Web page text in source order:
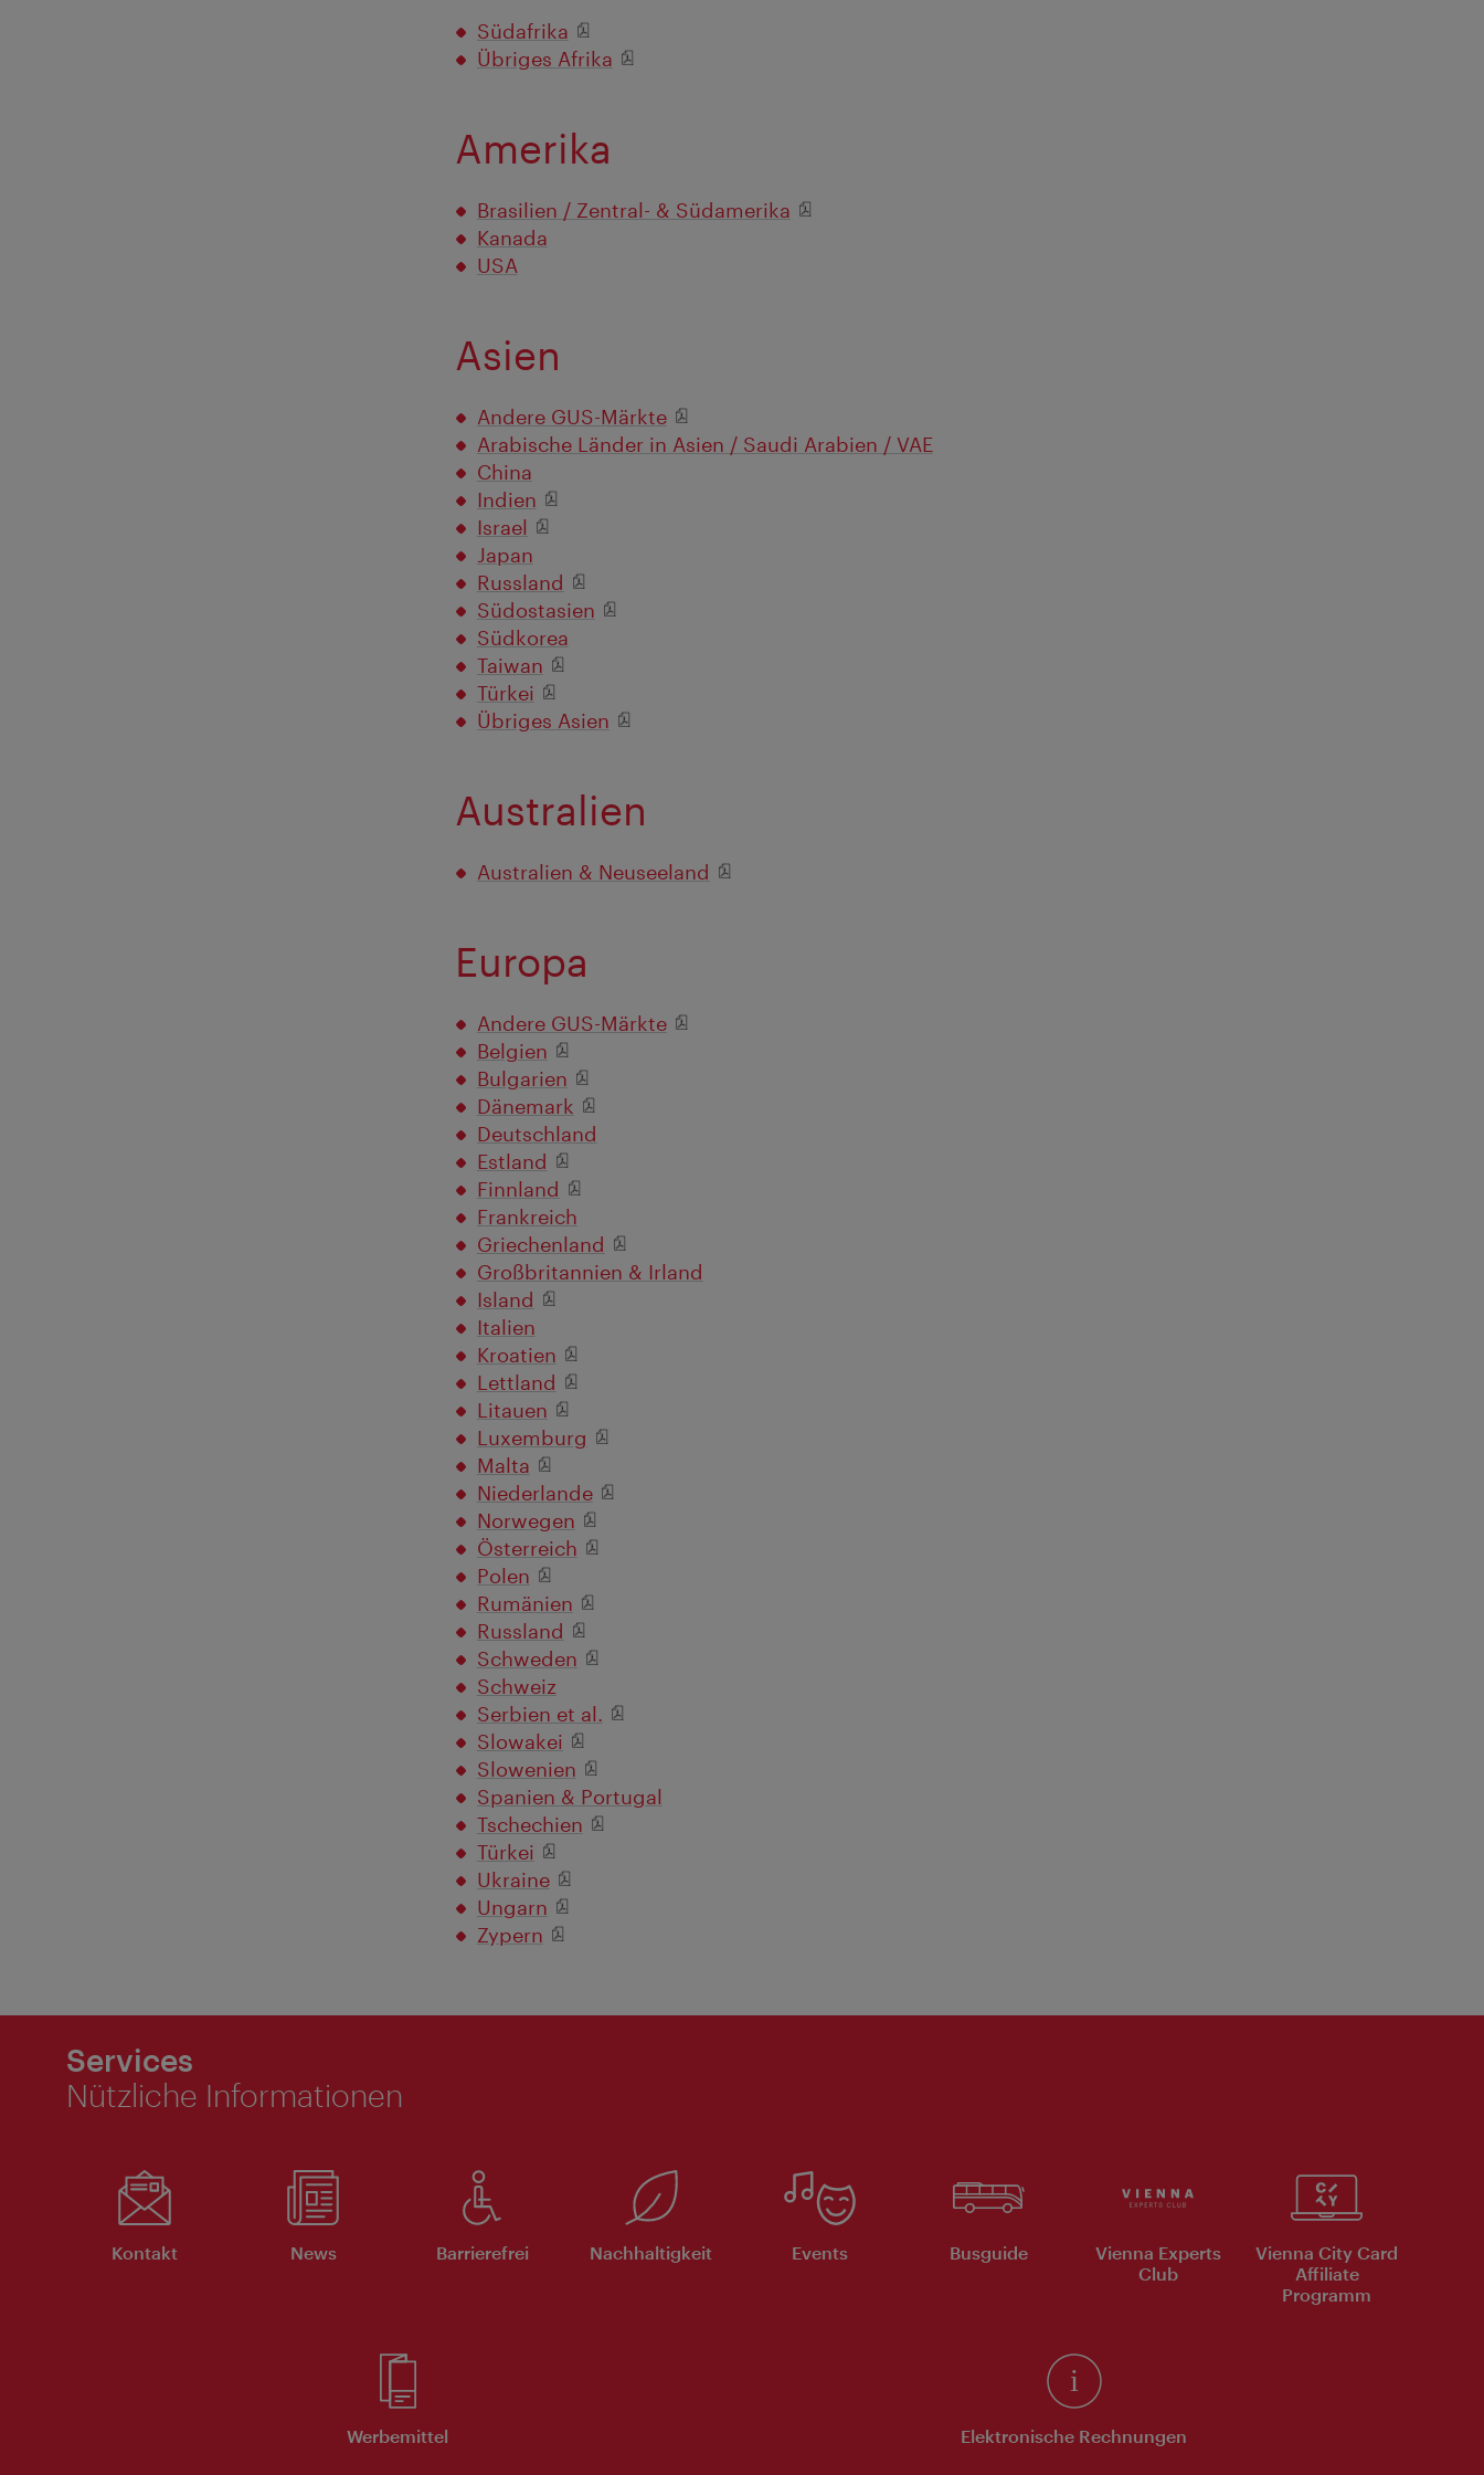
Südafrika
Übriges Afrika
Amerika
Brasilien / Zentral- & Südamerika
Kanada
USA
Asien
Andere GUS-Märkte
Arabische Länder in Asien / Saudi Arabien / VAE
China
Indien
Israel
Japan
Russland
Südostasien
Südkorea
Taiwan
Türkei
Übriges Asien
Australien
Australien & Neuseeland
Europa
Andere GUS-Märkte
Belgien
Bulgarien
Dänemark
Deutschland
Estland
Finnland
Frankreich
Griechenland
Großbritannien & Irland
Island
Italien
Kroatien
Lettland
Litauen
Luxemburg
Malta
Niederlande
Norwegen
Österreich
Polen
Rumänien
Russland
Schweden
Schweiz
Serbien et al.
Slowakei
Slowenien
Spanien & Portugal
Tschechien
Türkei
Ukraine
Ungarn
Zypern
Services
Nützliche Informationen
Kontakt News Barrierefrei Nachhaltigkeit Events Busguide
Vienna Experts
Club
Vienna City Card
Affiliate
Programm
Werbemittel Elektronische Rechnungen